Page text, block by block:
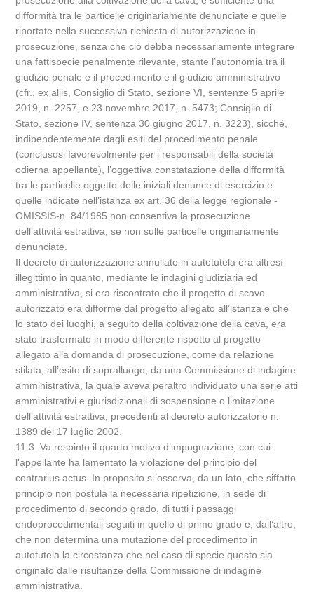
difformità tra le particelle originariamente denunciate e quelle
riportate nella successiva richiesta di autorizzazione in
prosecuzione, senza che ciò debba necessariamente integrare
una fattispecie penalmente rilevante, stante l’autonomia tra il
giudizio penale e il procedimento e il giudizio amministrativo
(cfr., ex aliis, Consiglio di Stato, sezione VI, sentenze 5 aprile
2019, n. 2257, e 23 novembre 2017, n. 5473; Consiglio di
Stato, sezione IV, sentenza 30 giugno 2017, n. 3223), sicché,
indipendentemente dagli esiti del procedimento penale
(conclusosi favorevolmente per i responsabili della società
odierna appellante), l’oggettiva constatazione della difformità
tra le particelle oggetto delle iniziali denunce di esercizio e
quelle indicate nell’istanza ex art. 36 della legge regionale -
OMISSIS-n. 84/1985 non consentiva la prosecuzione
dell’attività estrattiva, se non sulle particelle originariamente
denunciate.
Il decreto di autorizzazione annullato in autotutela era altresì
illegittimo in quanto, mediante le indagini giudiziaria ed
amministrativa, si era riscontrato che il progetto di scavo
autorizzato era difforme dal progetto allegato all’istanza e che
lo stato dei luoghi, a seguito della coltivazione della cava, era
stato trasformato in modo differente rispetto al progetto
allegato alla domanda di prosecuzione, come da relazione
stilata, all’esito di sopralluogo, da una Commissione di indagine
amministrativa, la quale aveva peraltro individuato una serie atti
amministrativi e giurisdizionali di sospensione o limitazione
dell’attività estrattiva, precedenti al decreto autorizzatorio n.
1389 del 17 luglio 2002.
11.3. Va respinto il quarto motivo d’impugnazione, con cui
l’appellante ha lamentato la violazione del principio del
contrarius actus. In proposito si osserva, da un lato, che siffatto
principio non postula la necessaria ripetizione, in sede di
procedimento di secondo grado, di tutti i passaggi
endoprocedimentali seguiti in quello di primo grado e, dall’altro,
che non determina una mutazione del procedimento in
autotutela la circostanza che nel caso di specie questo sia
originato dalle risultanze della Commissione di indagine
amministrativa.